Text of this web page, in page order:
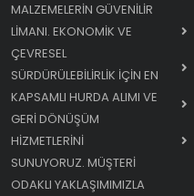
MALZEMELERIN GÜVENILIR
LIMANI. EKONOMIK VE
ÇEVRESEL
SÜRDÜRÜLEBILIRLIK IÇIN EN
KAPSAMLI HURDA ALIMI VE
GERI DÖNÜŞÜM
HIZMETLERINI
SUNUYORUZ. MÜŞTERI
ODAKLI YAKLAŞIMIMIZLA